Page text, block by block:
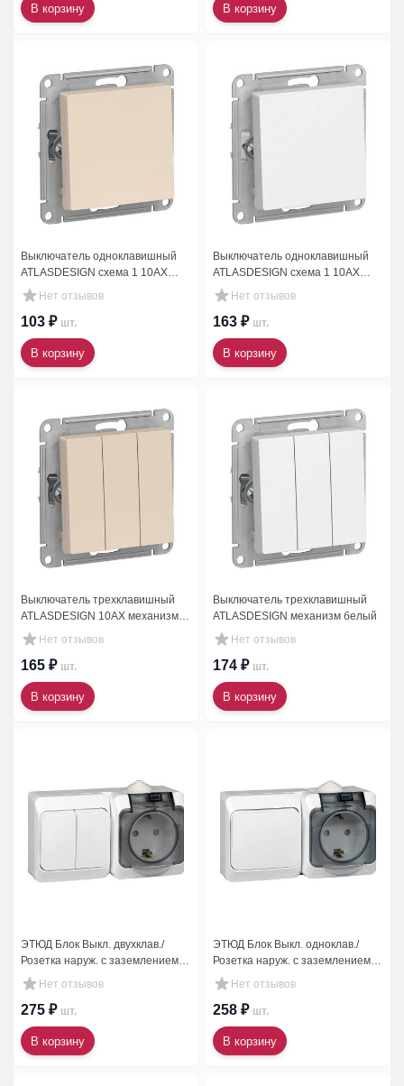
В корзину В корзину
Выключатель одноклавишный
ATLASDESIGN схема 1 10АХ
механизм бежевый
Нет отзывов
103 ₽ шт.
В корзину
Выключатель одноклавишный
ATLASDESIGN схема 1 10АХ
механизм белый
Нет отзывов
163 ₽ шт.
В корзину
Выключатель трехклавишный
ATLASDESIGN 10АХ механизм
бежевый
Нет отзывов
165 ₽ шт.
В корзину
Выключатель трехклавишный
ATLASDESIGN механизм белый
Нет отзывов
174 ₽ шт.
В корзину
ЭТЮД Блок Выкл. двухклав./
Розетка наруж. с заземлением
со шторками IP44 белый
Нет отзывов
275 ₽ шт.
В корзину
ЭТЮД Блок Выкл. одноклав./
Розетка наруж. с заземлением
со шторками IP44 белый
Нет отзывов
258 ₽ шт.
В корзину